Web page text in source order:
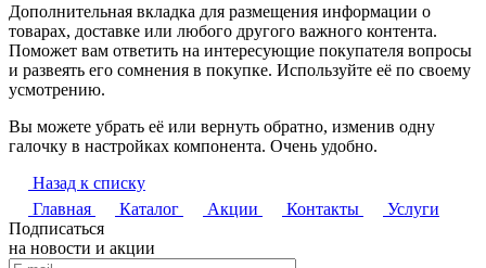
Дополнительная вкладка для размещения информации о
товарах, доставке или любого другого важного контента.
Поможет вам ответить на интересующие покупателя вопросы
и развеять его сомнения в покупке. Используйте её по своему
усмотрению.
Вы можете убрать её или вернуть обратно, изменив одну
галочку в настройках компонента. Очень удобно.
Назад к списку
Главная
Каталог Акции Контакты
Услуги
Подписаться
на новости и акции